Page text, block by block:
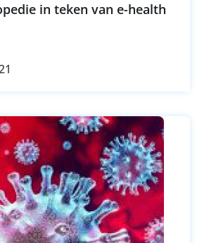
in teken van e-health